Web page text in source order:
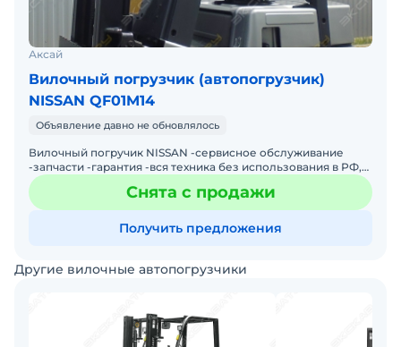
Аксай
Вилочный погрузчик (автопогрузчик)
NISSAN QF01M14
Объявление давно не обновлялось
Вилочный погручик NISSAN -сервисное обслуживание
-запчасти -гарантия -вся техника без использования в РФ,
прямое поступление из Японии, без посредников. -доста
Снята с продажи
Получить предложения
Другие вилочные автопогрузчики